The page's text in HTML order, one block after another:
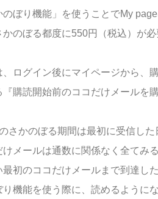
ぼり機能」を使うことでMy
のぼる都度に550円（税込）が
ログイン後にマイページから、
購読開始前のココだけメールを
さかのぼる期間は最初に受信した
メールは通数に関係なく全てみ
初のココだけメールまで到達し
機能を使う際に、読めるように